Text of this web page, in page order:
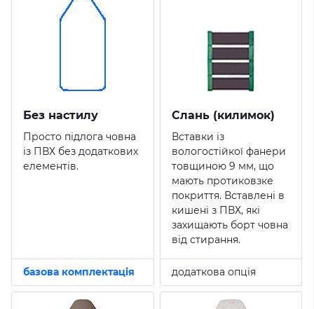
Без настилу
Просто підлога човна
із ПВХ без додаткових
елементів.
базова комплектація
Слань (килимок)
Вставки із
вологостійкої фанери
товщиною 9 мм, що
мають протиковзке
покриття. Вставлені в
кишені з ПВХ, які
захищають борт човна
від стирання.
додаткова опція